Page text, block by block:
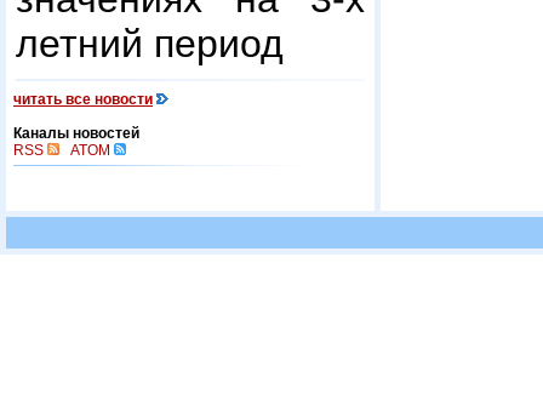
летний период
читать все новости
Каналы новостей
RSS
ATOM